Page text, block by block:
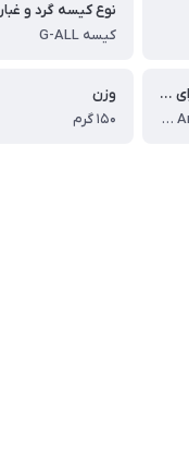
نوع کیسه گرد و غبار
کیسه G-ALL
قابل استفاده برای مدل های
Serie 8 (BGL8, BGB8) ، Serie 6 (BGL6, BGB6) ، GL-50 Free e (BSGL5) ، Serie 4 (BGLS4) ، GL-40 (BGL4, BGB4) ، GL-30 (BGL3, BGSL3) ، Serie 2 (BGL2, BGB2, BGN2) ، And many more
وزن
۱۵۰ گرم